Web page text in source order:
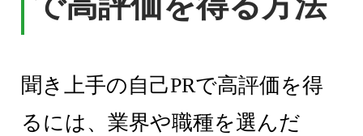
聞き上手の自己PRで高評価を得
るには、業界や職種を選んだ